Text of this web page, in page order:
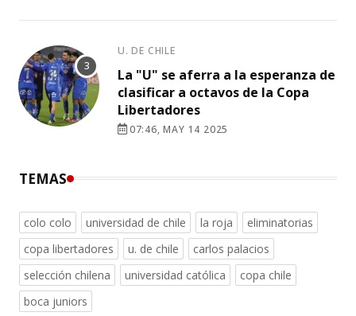
U. DE CHILE
La "U" se aferra a la esperanza de
clasificar a octavos de la Copa
Libertadores
07:46, MAY 14 2025
TEMAS
colo colo universidad de chile la roja
eliminatorias
copa libertadores
u. de chile
carlos palacios
selección chilena
universidad católica
copa chile
boca juniors